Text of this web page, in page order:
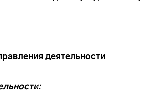
деятельности